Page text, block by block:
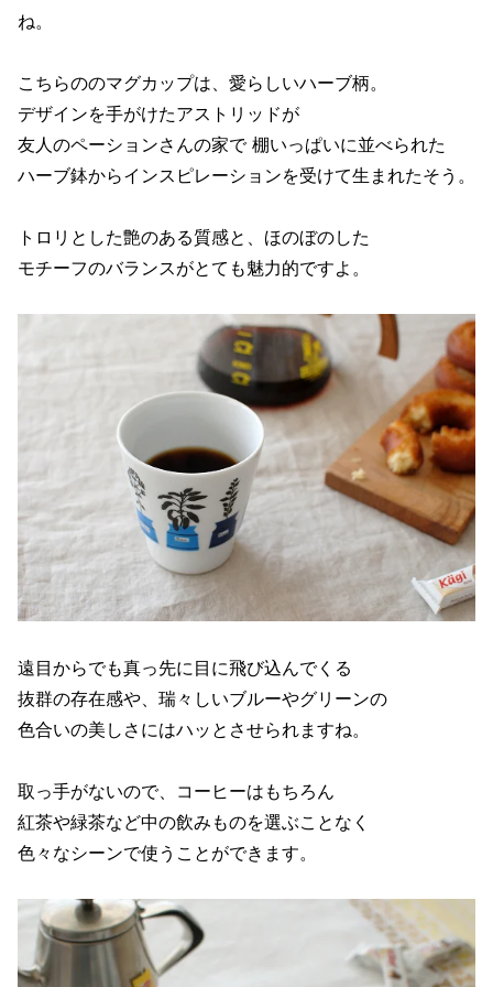
ね。
こちらののマグカップは、愛らしいハーブ柄。
デザインを手がけたアストリッドが
友人のペーションさんの家で 棚いっぱいに並べられた
ハーブ鉢からインスピレーションを受けて生まれたそう。
トロリとした艶のある質感と、ほのぼのした
モチーフのバランスがとても魅力的ですよ。
遠目からでも真っ先に目に飛び込んでくる
抜群の存在感や、瑞々しいブルーやグリーンの
色合いの美しさにはハッとさせられますね。
取っ手がないので、コーヒーはもちろん
紅茶や緑茶など中の飲みものを選ぶことなく
色々なシーンで使うことができます。